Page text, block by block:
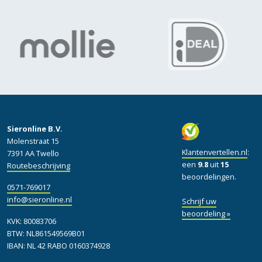
Klantenvertellen.nl:
een 9.8uit15
beoordelingen.
Schrijf uw
beoordeling »
Sieronline B.V.
Molenstraat 15
7391 AA Twello
Routebeschrijving
0571-769017
info@sieronline.nl
KVK: 80083706
BTW: NL861549569B01
IBAN: NL 42 RABO 0160374928